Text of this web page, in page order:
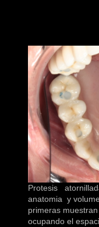
Protesis
anatomia y
primeras
ocupando el